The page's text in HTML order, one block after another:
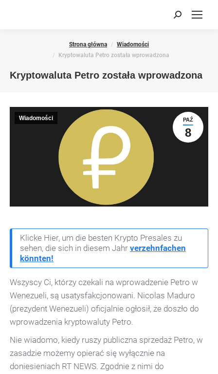
Search:
Kryptowaluta Petro została wprowadzona
Strona główna
Wiadomości
Kryptowaluta Petro została wprowadzona
PAŹ
8
Wiadomości
Klicke Hier, um die besten Krypto Presales zu
sehen, die sich in diesem Jahr verzehnfachen
könnten!
Wszyscy Ci, którzy czekali na wprowadzenie Petro w
Wenezueli, są usatysfakcjonowani. Nicolas Maduro
(prezydent Wenezueli) oficjalnie ogłosił, że doszło do
wprowadzenia kryptowaluty Petro.
Nie wiadomo, kiedy ruszy publiczna sprzedaż Petro, w
zasadzie możemy opierać się wyłącznie na
doniesieniach RT NEWS. Zgodnie z nimi do